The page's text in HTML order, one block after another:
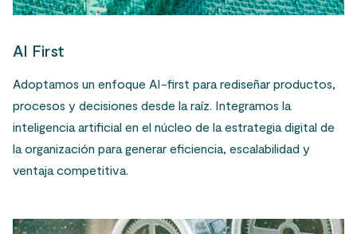
AI First
Adoptamos un enfoque AI-first para rediseñar productos,
procesos y decisiones desde la raíz. Integramos la
inteligencia artificial en el núcleo de la estrategia digital de
la organización para generar eficiencia, escalabilidad y
ventaja competitiva.